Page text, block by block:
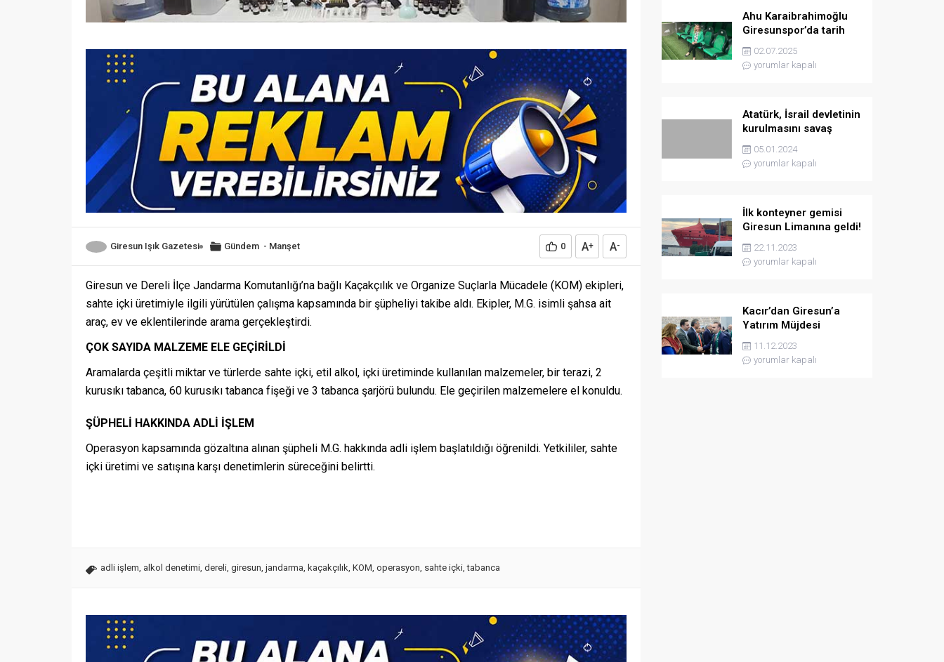
Giresun Işık Gazetesi Gündem - Manşet 0 A+ A-
Giresun ve Dereli İlçe Jandarma Komutanlığı’na bağlı Kaçakçılık ve Organize Suçlarla Mücadele (KOM) ekipleri,
sahte içki üretimiyle ilgili yürütülen çalışma kapsamında bir şüpheliyi takibe aldı. Ekipler, M.G. isimli şahsa ait
araç, ev ve eklentilerinde arama gerçekleştirdi.
ÇOK SAYIDA MALZEME ELE GEÇİRİLDİ
Aramalarda çeşitli miktar ve türlerde sahte içki, etil alkol, içki üretiminde kullanılan malzemeler, bir terazi, 2
kurusıkı tabanca, 60 kurusıkı tabanca fişeği ve 3 tabanca şarjörü bulundu. Ele geçirilen malzemelere el konuldu.
ŞÜPHELİ HAKKINDA ADLİ İŞLEM
Operasyon kapsamında gözaltına alınan şüpheli M.G. hakkında adli işlem başlatıldığı öğrenildi. Yetkililer, sahte
içki üretimi ve satışına karşı denetimlerin süreceğini belirtti.
adli işlem, alkol denetimi, dereli, giresun, jandarma, kaçakçılık, KOM, operasyon, sahte içki,tabanca
Ahu Karaibrahimoğlu
Giresunspor’da tarih
yazmaya hazırlanıyor
02.07.2025
yorumlar kapalı
Atatürk, İsrail devletinin
kurulmasını savaş
sebebi olarak ilân
etmişti
05.01.2024
yorumlar kapalı
İlk konteyner gemisi
Giresun Limanına geldi!
22.11.2023
yorumlar kapalı
Kacır’dan Giresun’a
Yatırım Müjdesi
11.12.2023
yorumlar kapalı